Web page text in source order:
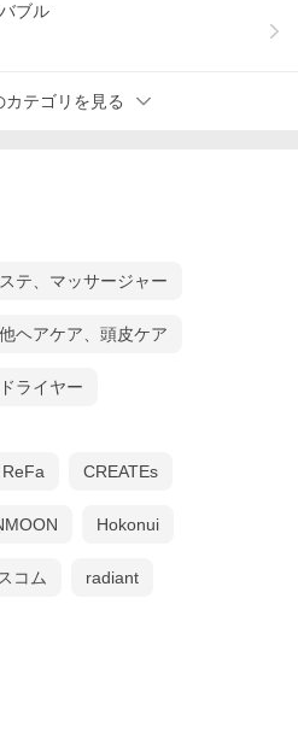
ブル
カテゴリを見る
テ、マッサージャー
ヘアケア、頭皮ケア
ライヤー
ReFa CREATEs
Hokonui
コム radiant